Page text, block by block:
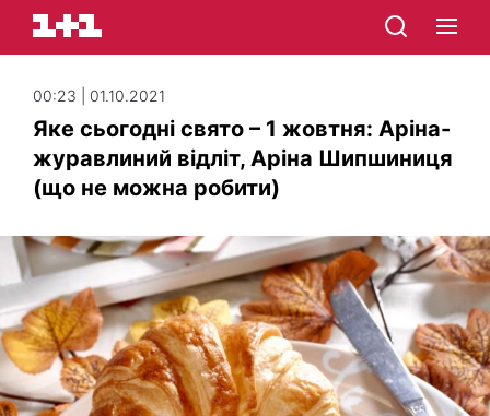
00:23 | 01.10.2021
Яке сьогодні свято – 1 жовтня: Аріна-
журавлиний відліт, Аріна Шипшиниця
(що не можна робити)